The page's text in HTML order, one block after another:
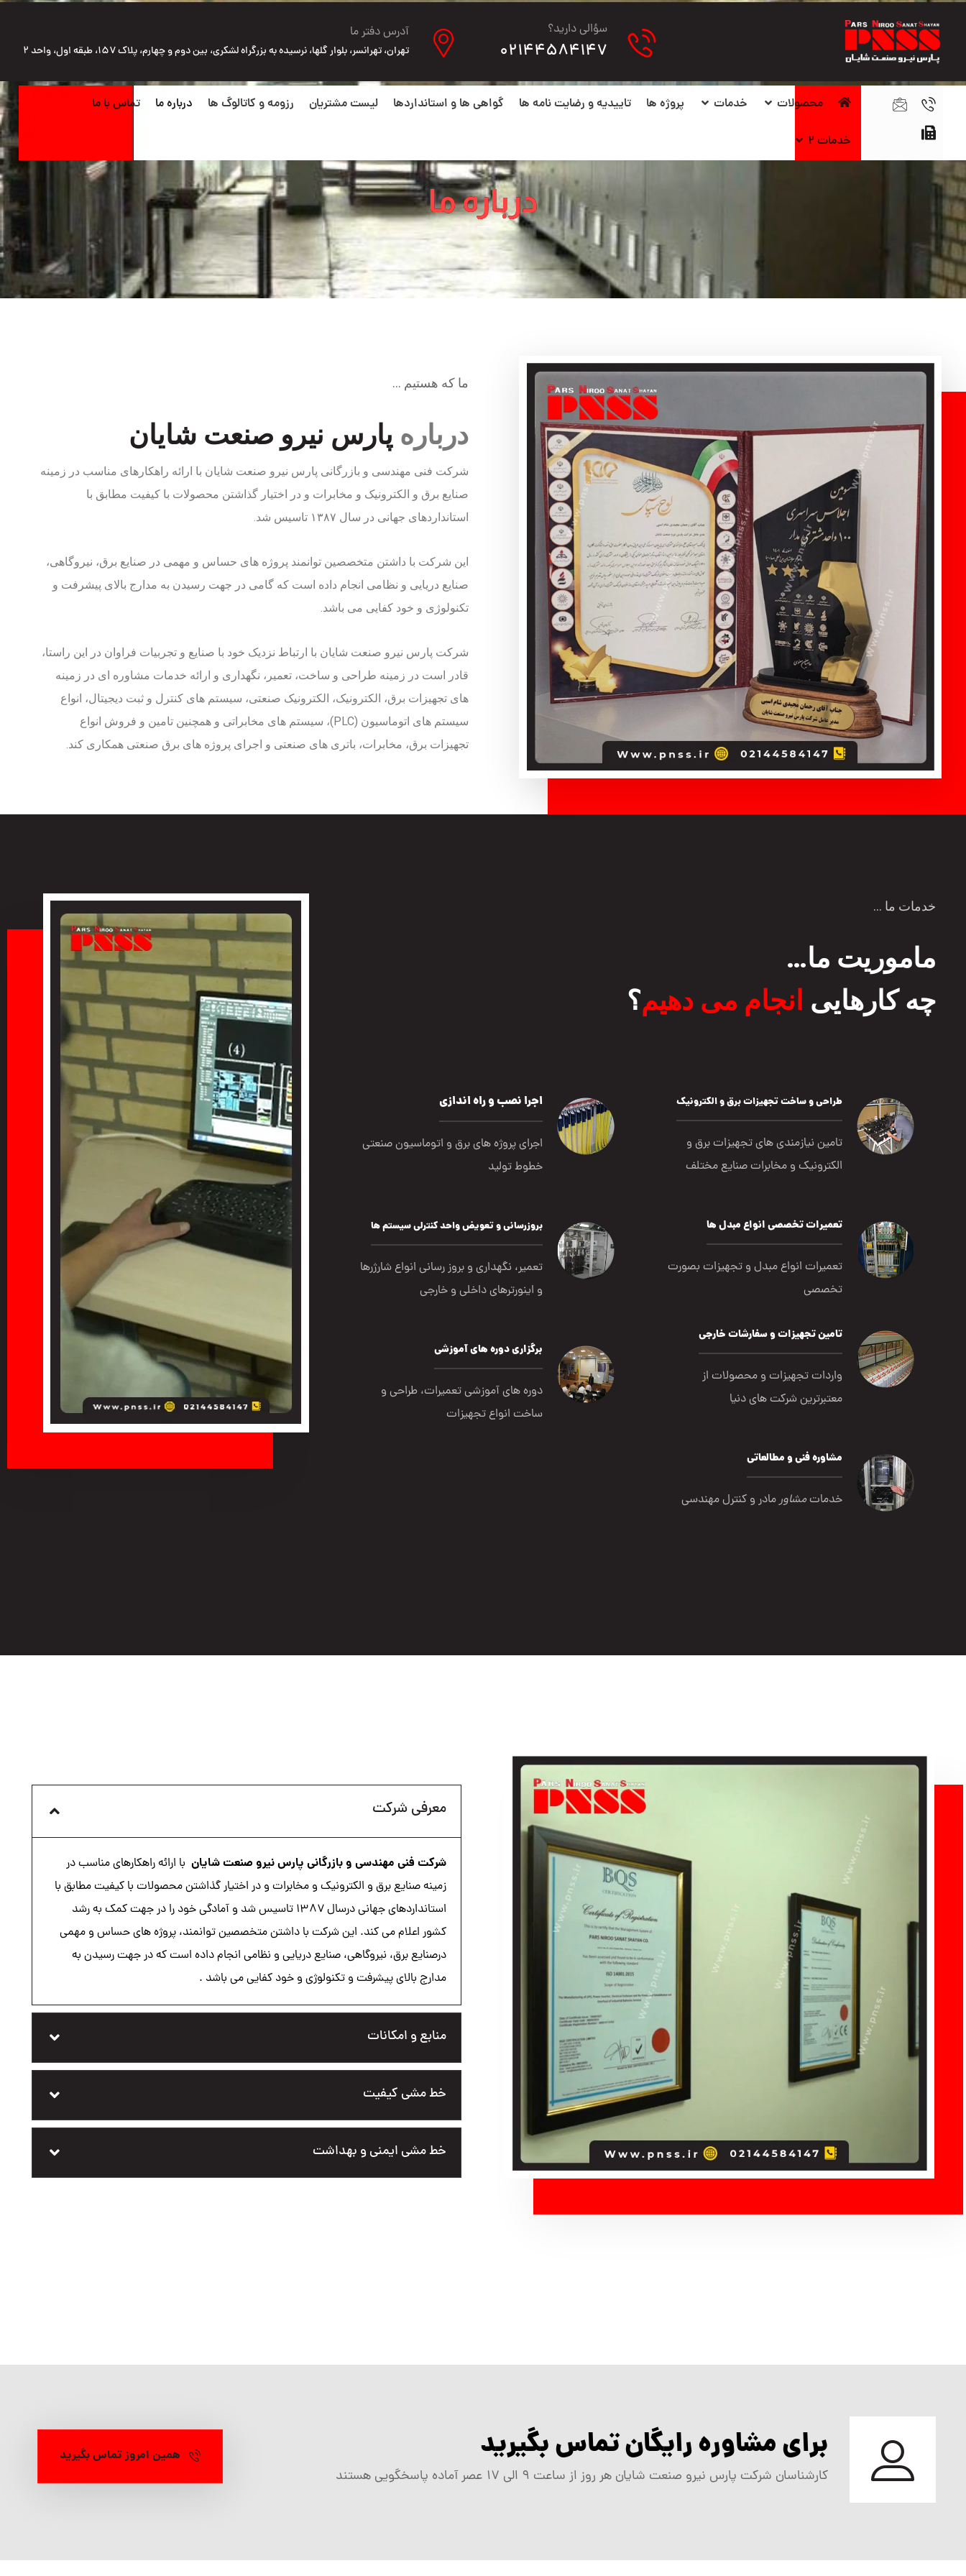
آدرس دفتر ما
تهران، تهرانسر، بلوار گلها، نرسیده به بزرگراه لشکری، بین دوم و چهارم، پلاک ۱۵۷، طبقه اول، واحد ۲
سؤالی دارید؟
02144584147
محصولات خدمات پروژه ها تاییدیه و رضایت نامه ها گواهی ها و استانداردها لیست مشتریان رزومه و کاتالوگ ها درباره ما تماس با ما
خدمات ۲
درباره ما
ما که هستیم …
درباره پارس نیرو صنعت شایان
شرکت فنی مهندسی و بازرگانی پارس نیرو صنعت شایان با ارائه راهکارهای مناسب در زمینه
صنایع برق و الکترونیک و مخابرات و در اختیار گذاشتن محصولات با کیفیت مطابق با
استانداردهای جهانی در سال ۱۳۸۷ تاسیس شد.
این شرکت با داشتن متخصصین توانمند پروژه های حساس و مهمی در صنایع برق، نیروگاهی،
صنایع دریایی و نظامی انجام داده است که گامی در جهت رسیدن به مدارج بالای پیشرفت و
تکنولوژی و خود کفایی می باشد.
شرکت پارس نیرو صنعت شایان با ارتباط نزدیک خود با صنایع و تجربیات فراوان در این راستا،
قادر است در زمینه طراحی و ساخت، تعمیر، نگهداری و ارائه خدمات مشاوره ای در زمینه
های تجهیزات برق، الکترونیک، الکترونیک صنعتی، سیستم های کنترل و ثبت دیجیتال، انواع
سیستم های اتوماسیون (PLC)، سیستم های مخابراتی و همچنین تامین و فروش انواع
تجهیزات برق، مخابرات، باتری های صنعتی و اجرای پروژه های برق صنعتی همکاری کند.
خدمات ما …
ماموریت ما…
چه کارهایی انجام می دهیم؟
طراحی و ساخت تجهیزات برق و الکترونیک
تامین نیازمندی های تجهیزات برق و
الکترونیک و مخابرات صنایع مختلف
تعمیرات تخصصی انواع مبدل ها
تعمیرات انواع مبدل و تجهیزات بصورت
تخصصی
تامین تجهیزات و سفارشات خارجی
واردات تجهیزات و محصولات از
معتبرترین شرکت های دنیا
مشاوره فنی و مطالعاتی
خدماتمشاورمادر و کنترل مهندسی
اجرا نصب و راه اندازی
اجرای پروژه های برق و اتوماسیون صنعتی
خطوط تولید
بروزرسانی و تعویض واحد کنترلی سیستم ها
تعمیر، نگهداری و بروز رسانی انواع شارژرها
و اینورترهای داخلی و خارجی
برگزاری دوره های آموزشی
دوره های آموزشی تعمیرات، طراحی و
ساخت انواع تجهیزات
معرفی شرکت
شرکت فنی مهندسی و بازرگانی پارس نیرو صنعت شایانبا ارائه راهکارهای مناسب در
زمینه صنایع برق و الکترونیک و مخابرات و در اختیار گذاشتن محصولات با کیفیت مطابق با
استانداردهای جهانی درسال ۱۳۸۷ تاسیس شد و آمادگی خود را در جهت کمک به رشد
کشور اعلام می کند. این شرکت با داشتن متخصصین توانمند، پروژه های حساس و مهمی
درصنایع برق، نیروگاهی، صنایع دریایی و نظامی انجام داده است که در جهت رسیدن به
مدارج بالای پیشرفت و تکنولوژی و خود کفایی می باشد .
منابع و امکانات
خط مشی کیفیت
خط مشی ایمنی و بهداشت
برای مشاوره رایگان تماس بگیرید
کارشناسان شرکت پارس نیرو صنعت شایان هر روز از ساعت ۹ الی ۱۷ عصر آماده پاسخگویی هستند
همین امروز تماس بگیرید